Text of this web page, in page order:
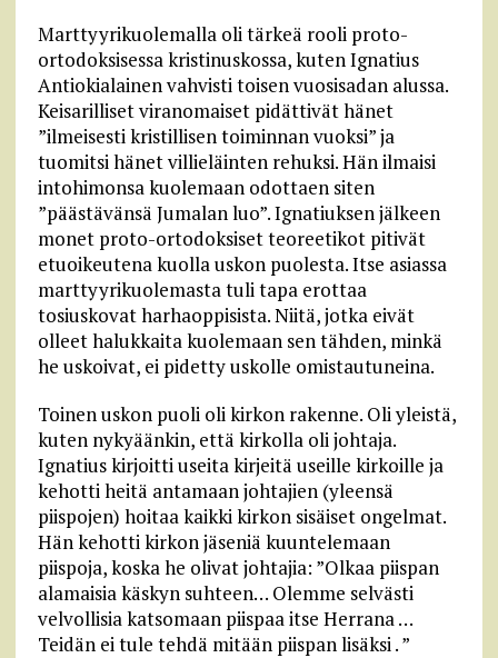
Marttyyrikuolemalla oli tärkeä rooli proto-
ortodoksisessa kristinuskossa, kuten Ignatius
Antiokialainen vahvisti toisen vuosisadan alussa.
Keisarilliset viranomaiset pidättivät hänet
”ilmeisesti kristillisen toiminnan vuoksi” ja
tuomitsi hänet villieläinten rehuksi. Hän ilmaisi
intohimonsa kuolemaan odottaen siten
”päästävänsä Jumalan luo”. Ignatiuksen jälkeen
monet proto-ortodoksiset teoreetikot pitivät
etuoikeutena kuolla uskon puolesta. Itse asiassa
marttyyrikuolemasta tuli tapa erottaa
tosiuskovat harhaoppisista. Niitä, jotka eivät
olleet halukkaita kuolemaan sen tähden, minkä
he uskoivat, ei pidetty uskolle omistautuneina.
Toinen uskon puoli oli kirkon rakenne. Oli yleistä,
kuten nykyäänkin, että kirkolla oli johtaja.
Ignatius kirjoitti useita kirjeitä useille kirkoille ja
kehotti heitä antamaan johtajien (yleensä
piispojen) hoitaa kaikki kirkon sisäiset ongelmat.
Hän kehotti kirkon jäseniä kuuntelemaan
piispoja, koska he olivat johtajia: ”Olkaa piispan
alamaisia käskyn suhteen… Olemme selvästi
velvollisia katsomaan piispaa itse Herrana …
Teidän ei tule tehdä mitään piispan lisäksi . ”